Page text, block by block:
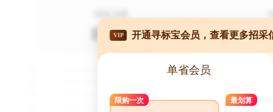
VIP 开通寻标宝会员，查看更多招采
单省会员
限购一次 最划算